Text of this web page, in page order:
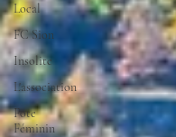
Local
FC Sion
Insolite
L'association
Fote
Féminin